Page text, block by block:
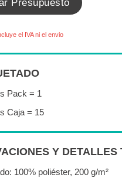
Presupuesto
el IVA ni el envio
Pack = 1
Caja = 15
Y DETALLES
100% poliéster, 200 g/m²